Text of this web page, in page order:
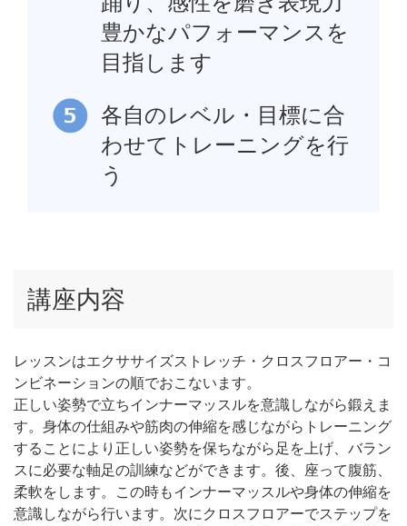
豊かなパフォーマンスを
目指します
各自のレベル・目標に合
わせてトレーニングを行
う
講座内容
レッスンはエクササイズストレッチ・クロスフロアー・コ
ンビネーションの順でおこないます。
正しい姿勢で立ちインナーマッスルを意識しながら鍛えま
す。身体の仕組みや筋肉の伸縮を感じながらトレーニング
することにより正しい姿勢を保ちながら足を上げ、バラン
スに必要な軸足の訓練などができます。後、座って腹筋、
柔軟をします。この時もインナーマッスルや身体の伸縮を
意識しながら行います。次にクロスフロアーでステップを